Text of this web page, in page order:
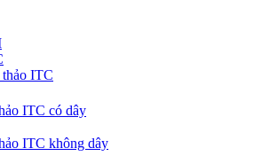
ITC
ITC có dây
ITC không dây